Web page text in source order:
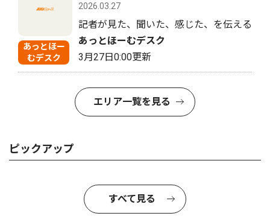
あっとほー
むデスク
2026.03.27
記者が見た、聞いた、感じた、を伝える
あっとほーむデスク
3月27日0:00更新
エリア一覧を見る
ピックアップ
すべて見る